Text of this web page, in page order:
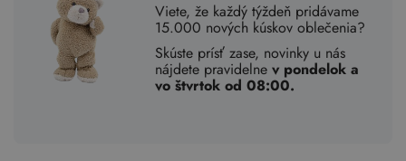
Viete, že každý týždeň pridávame
15.000 nových kúskov oblečenia?
Skúste prísť zase, novinky u nás
nájdete pravidelnev pondelok a
vo štvrtok od 08:00.